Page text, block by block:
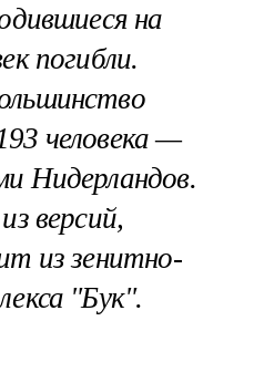
на
погибли.
человека —
Нидерландов.
версий,
из зенитно-
"Бук".